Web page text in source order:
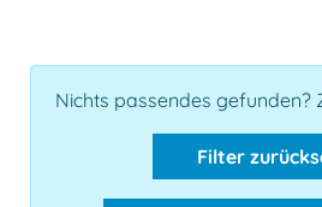
Nichts passendes gefunden?
Filter